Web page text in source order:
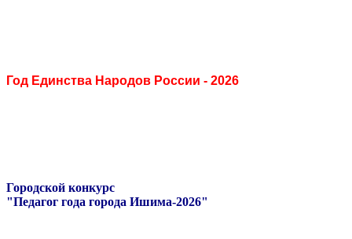
Год Единства Народов России - 2026
Городской конкурс
"Педагог года города Ишима-2026"